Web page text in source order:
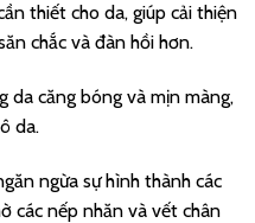
thiết cho da, giúp cải thiện
chắc và đàn hồi hơn.
da căng bóng và mịn màng,
da.
ngừa sự hình thành các
các nếp nhăn và vết chân